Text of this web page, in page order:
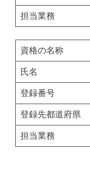
担当業務
資格の名称
氏名
登録番号
登録先都道府県
担当業務